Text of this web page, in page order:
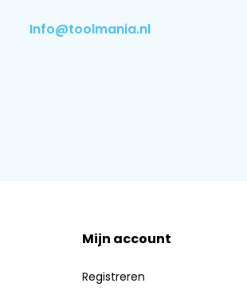
Info@toolmania.nl
Mijn account
Registreren